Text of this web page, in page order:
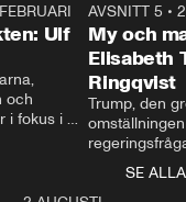
27:30
Ulf
och
i fokus i
AVSNITT 5 •
My och
Elisabeth
Ringqvist
Trump, den
centrum i
avsnittet av
SE ALLA